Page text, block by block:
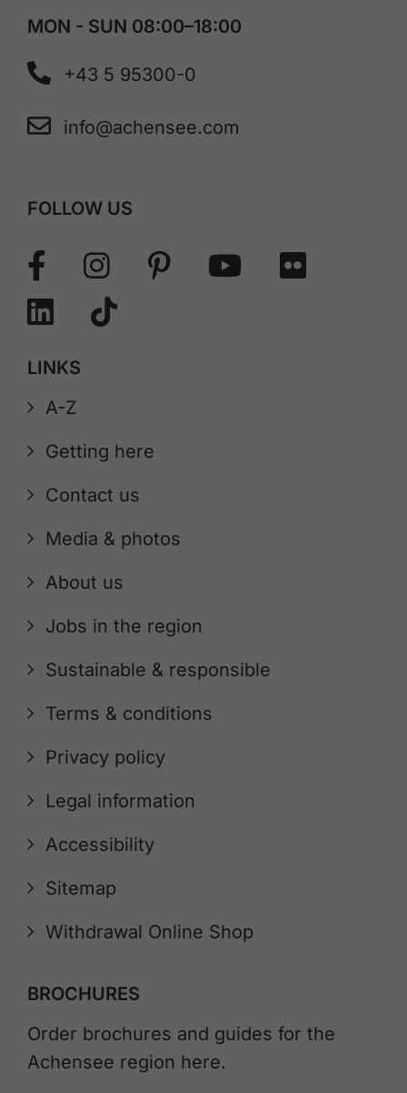
MON - SUN 08:00–18:00
+43 5 95300-0
info@achensee.com
FOLLOW US
LINKS
A-Z
Getting here
Contact us
Media & photos
About us
Jobs in the region
Sustainable & responsible
Terms & conditions
Privacy policy
Legal information
Accessibility
Sitemap
Withdrawal Online Shop
BROCHURES
Order brochures and guides for the
Achensee region here.